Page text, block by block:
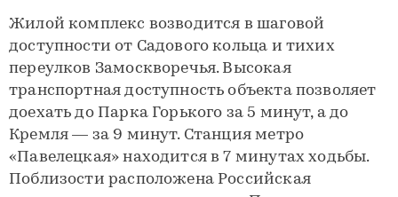
Жилой комплекс возводится в шаговой
доступности от Садового кольца и тихих
переулков Замоскворечья. Высокая
транспортная доступность объекта позволяет
доехать до Парка Горького за 5 минут, а до
Кремля — за 9 минут. Станция метро
«Павелецкая» находится в 7 минутах ходьбы.
Поблизости расположена Российская